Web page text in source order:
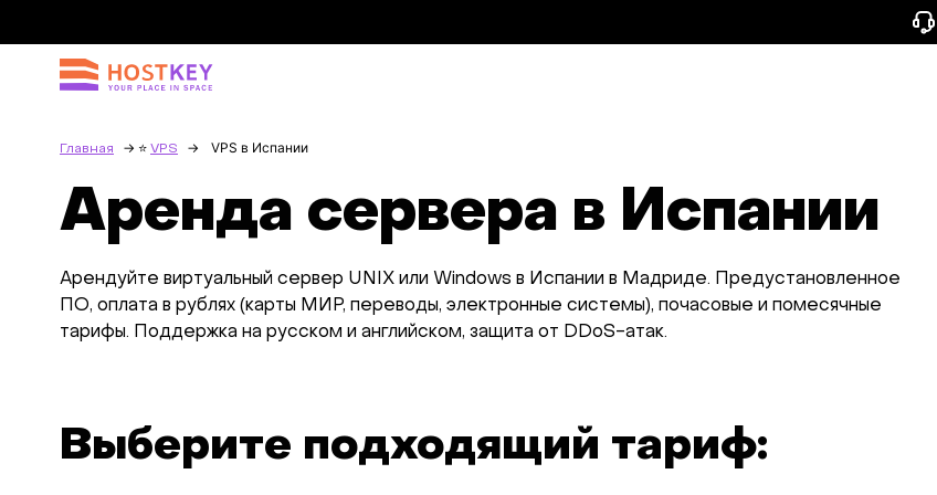
Главная VPS VPS в Испании
Аренда сервера в Испании
Арендуйте виртуальный сервер UNIX или Windows в Испании в Мадриде. Предустановленное
ПО, оплата в рублях (карты МИР, переводы, электронные системы), почасовые и помесячные
тарифы. Поддержка на русском и английском, защита от DDoS-атак.
Выберите подходящий тариф: